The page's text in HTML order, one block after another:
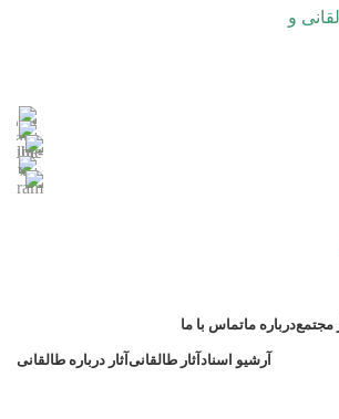
مجتمعدرباره ماتماس با ما
آرشیو اسناد آثار طالقانی آثار درباره طالقانی